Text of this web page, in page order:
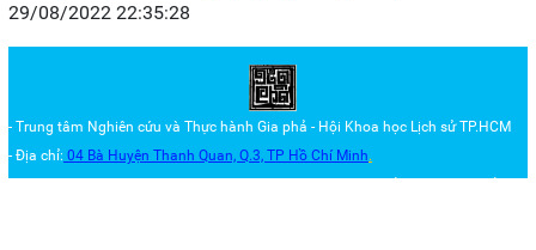
29/08/2022 22:35:28
- Trung tâm Nghiên cứu và Thực hành Gia phả - Hội Khoa học Lịch sử TP.HCM
- Địa chỉ: 04 Bà Huyện Thanh Quan, Q.3, TP Hồ Chí Minh.